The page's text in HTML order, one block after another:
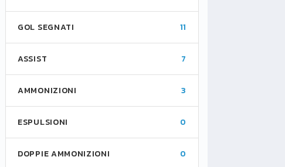
GOL SEGNATI 11
ASSIST 7
AMMONIZIONI 3
ESPULSIONI 0
DOPPIE AMMONIZIONI 0